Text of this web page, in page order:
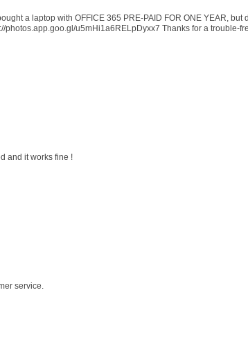
a laptop with OFFICE 365 PRE-PAID FOR ONE YEAR,
u5mHi1a6RELpDyxx7 Thanks for a trouble-
and it works fine !
service.